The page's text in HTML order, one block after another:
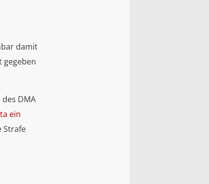
damit
gegeben
DMA
ein
Strafe